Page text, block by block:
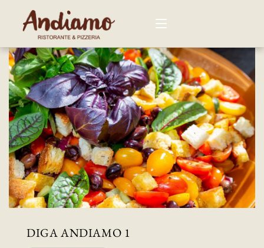
CARDÁPIO
NOSSAS LOJAS
EVENTOS
Andiamo Buffet
Eventos nas lojas
CONTATO
DIGA ANDIAMO 1